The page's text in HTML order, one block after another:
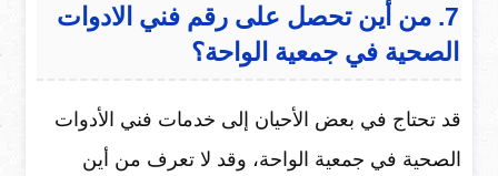
7. من أين تحصل على رقم فني الادوات
الصحية في جمعية الواحة؟
قد تحتاج في بعض الأحيان إلى خدمات فني الأدوات
الصحية في جمعية الواحة، وقد لا تعرف من أين